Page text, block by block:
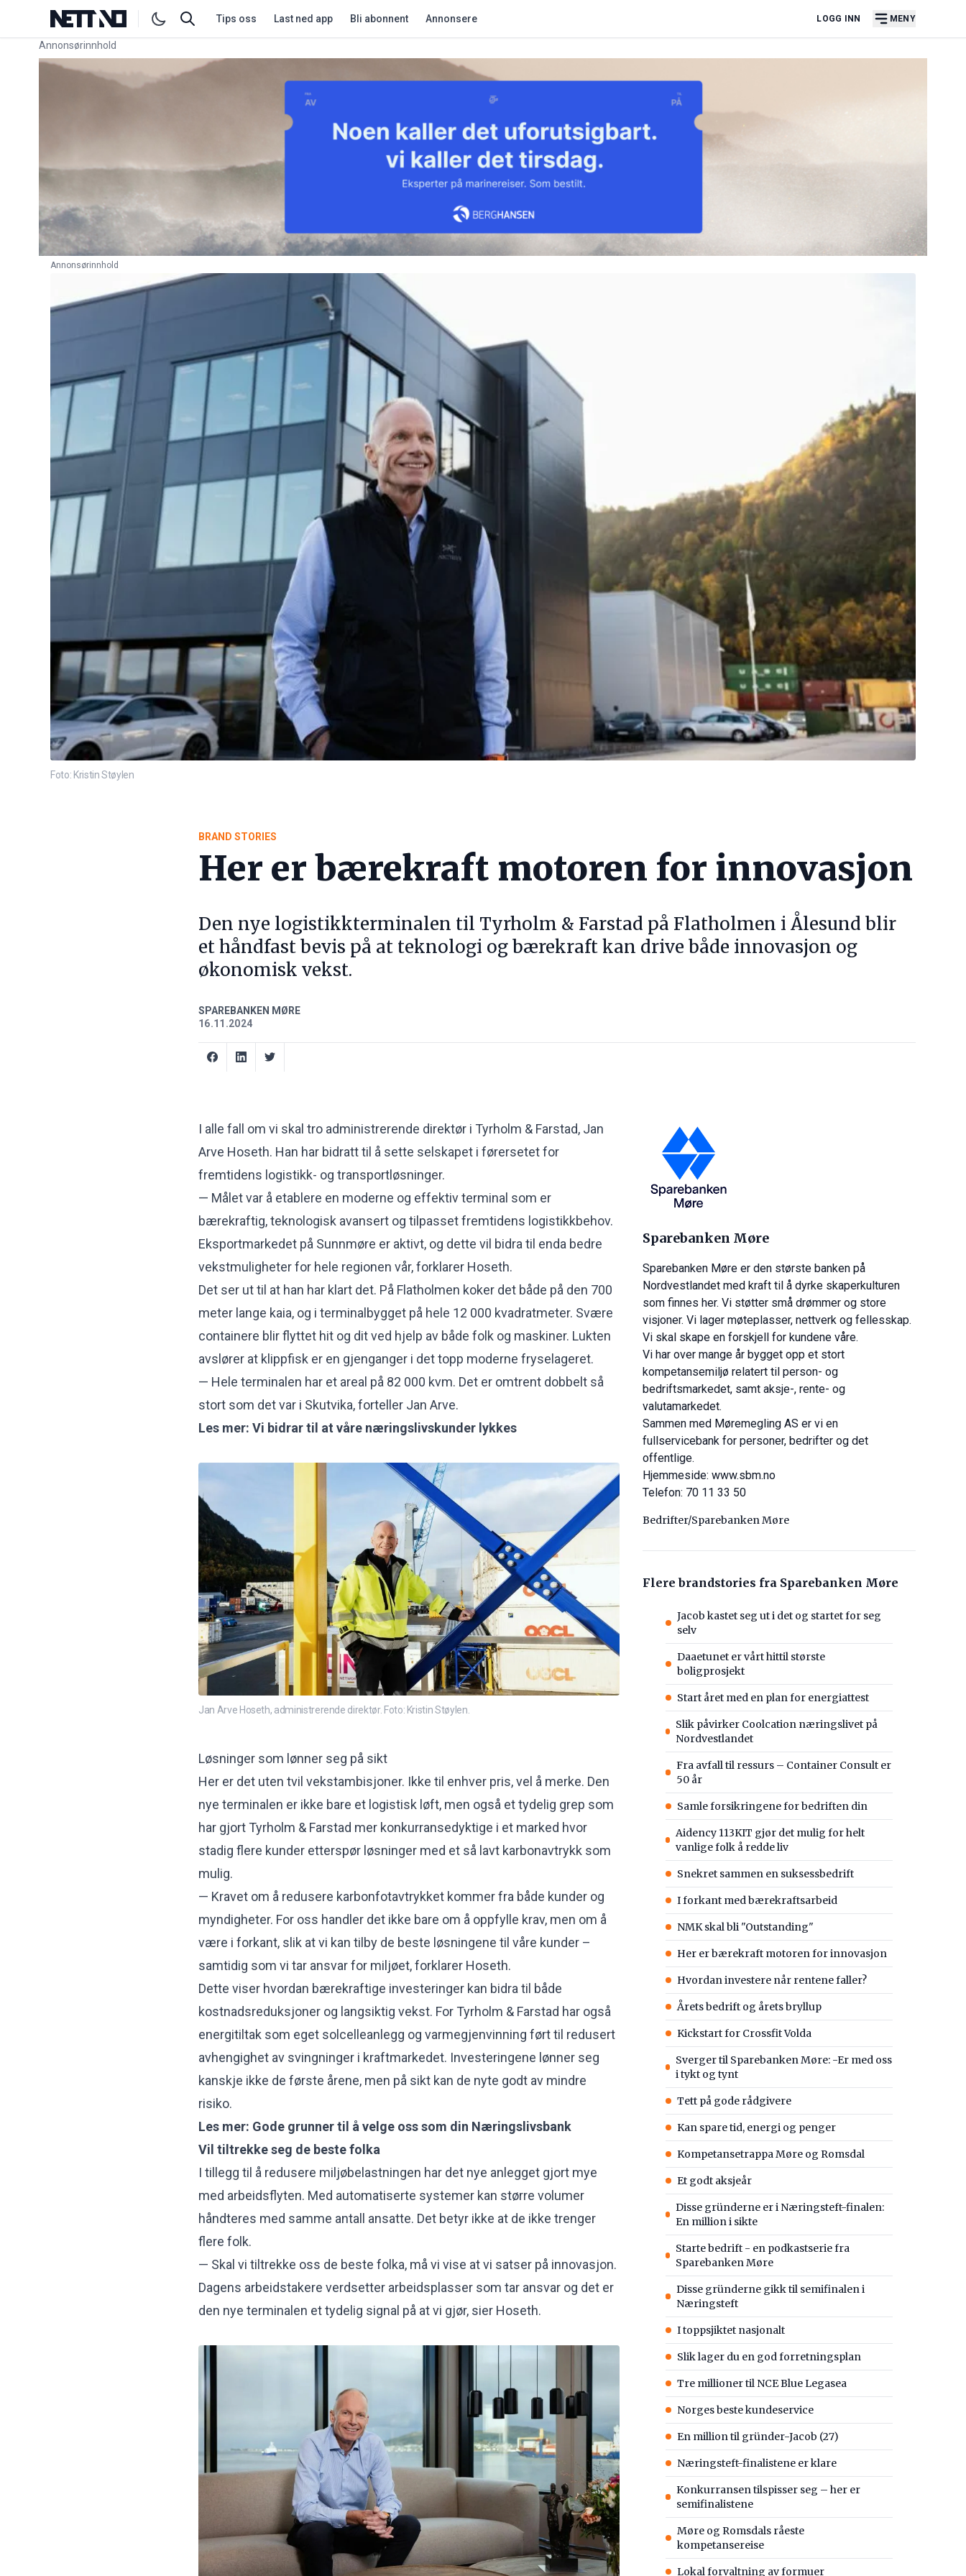
Tips oss Last ned app Bli abonnent Annonsere LOGG INN MENY
Annonsørinnhold
Link for annonse
Annonsørinnhold
Foto: Kristin Støylen
BRAND STORIES
Her er bærekraft motoren for innovasjon
Den nye logistikkterminalen til Tyrholm & Farstad på Flatholmen i Ålesund blir
et håndfast bevis på at teknologi og bærekraft kan drive både innovasjon og
økonomisk vekst.
SPAREBANKEN MØRE
16.11.2024
I alle fall om vi skal tro administrerende direktør i Tyrholm & Farstad, Jan
Arve Hoseth. Han har bidratt til å sette selskapet i førersetet for
fremtidens logistikk- og transportløsninger.
— Målet var å etablere en moderne og effektiv terminal som er
bærekraftig, teknologisk avansert og tilpasset fremtidens logistikkbehov.
Eksportmarkedet på Sunnmøre er aktivt, og dette vil bidra til enda bedre
vekstmuligheter for hele regionen vår, forklarer Hoseth.
Det ser ut til at han har klart det. På Flatholmen koker det både på den 700
meter lange kaia, og i terminalbygget på hele 12 000 kvadratmeter. Svære
containere blir flyttet hit og dit ved hjelp av både folk og maskiner. Lukten
avslører at klippfisk er en gjenganger i det topp moderne fryselageret.
— Hele terminalen har et areal på 82 000 kvm. Det er omtrent dobbelt så
stort som det var i Skutvika, forteller Jan Arve.
Les mer: Vi bidrar til at våre næringslivskunder lykkes
Jan Arve Hoseth, administrerende direktør. Foto: Kristin Støylen.
Løsninger som lønner seg på sikt
Her er det uten tvil vekstambisjoner. Ikke til enhver pris, vel å merke. Den
nye terminalen er ikke bare et logistisk løft, men også et tydelig grep som
har gjort Tyrholm & Farstad mer konkurransedyktige i et marked hvor
stadig flere kunder etterspør løsninger med et så lavt karbonavtrykk som
mulig.
— Kravet om å redusere karbonfotavtrykket kommer fra både kunder og
myndigheter. For oss handler det ikke bare om å oppfylle krav, men om å
være i forkant, slik at vi kan tilby de beste løsningene til våre kunder –
samtidig som vi tar ansvar for miljøet, forklarer Hoseth.
Dette viser hvordan bærekraftige investeringer kan bidra til både
kostnadsreduksjoner og langsiktig vekst. For Tyrholm & Farstad har også
energitiltak som eget solcelleanlegg og varmegjenvinning ført til redusert
avhengighet av svingninger i kraftmarkedet. Investeringene lønner seg
kanskje ikke de første årene, men på sikt kan de nyte godt av mindre
risiko.
Les mer: Gode grunner til å velge oss som din Næringslivsbank
Vil tiltrekke seg de beste folka
I tillegg til å redusere miljøbelastningen har det nye anlegget gjort mye
med arbeidsflyten. Med automatiserte systemer kan større volumer
håndteres med samme antall ansatte. Det betyr ikke at de ikke trenger
flere folk.
— Skal vi tiltrekke oss de beste folka, må vi vise at vi satser på innovasjon.
Dagens arbeidstakere verdsetter arbeidsplasser som tar ansvar og det er
den nye terminalen et tydelig signal på at vi gjør, sier Hoseth.
Sparebanken Møre
Sparebanken Møre er den største banken på
Nordvestlandet med kraft til å dyrke skaperkulturen
som finnes her. Vi støtter små drømmer og store
visjoner. Vi lager møteplasser, nettverk og fellesskap.
Vi skal skape en forskjell for kundene våre.
Vi har over mange år bygget opp et stort
kompetansemiljø relatert til person- og
bedriftsmarkedet, samt aksje-, rente- og
valutamarkedet.
Sammen med Møremegling AS er vi en
fullservicebank for personer, bedrifter og det
offentlige.
Hjemmeside: www.sbm.no
Telefon: 70 11 33 50
Bedrifter/Sparebanken Møre
Flere brandstories fra Sparebanken Møre
Jacob kastet seg ut i det og startet for seg
selv
Daaetunet er vårt hittil største
boligprosjekt
Start året med en plan for energiattest
Slik påvirker Coolcation næringslivet på
Nordvestlandet
Fra avfall til ressurs – Container Consult er
50 år
Samle forsikringene for bedriften din
Aidency 113KIT gjør det mulig for helt
vanlige folk å redde liv
Snekret sammen en suksessbedrift
I forkant med bærekraftsarbeid
NMK skal bli "Outstanding"
Her er bærekraft motoren for innovasjon
Hvordan investere når rentene faller?
Årets bedrift og årets bryllup
Kickstart for Crossfit Volda
Sverger til Sparebanken Møre: -Er med oss
i tykt og tynt
Tett på gode rådgivere
Kan spare tid, energi og penger
Kompetansetrappa Møre og Romsdal
Et godt aksjeår
Disse gründerne er i Næringsteft-finalen:
En million i sikte
Starte bedrift - en podkastserie fra
Sparebanken Møre
Disse gründerne gikk til semifinalen i
Næringsteft
I toppsjiktet nasjonalt
Slik lager du en god forretningsplan
Tre millioner til NCE Blue Legasea
Norges beste kundeservice
En million til gründer-Jacob (27)
Næringsteft-finalistene er klare
Konkurransen tilspisser seg – her er
semifinalistene
Møre og Romsdals råeste
kompetansereise
Lokal forvaltning av formuer